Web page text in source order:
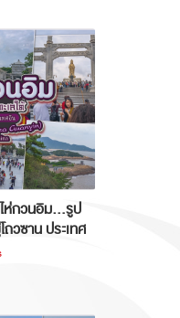
ห่กวนอิม...รูป
ถวซาน ประเทศ